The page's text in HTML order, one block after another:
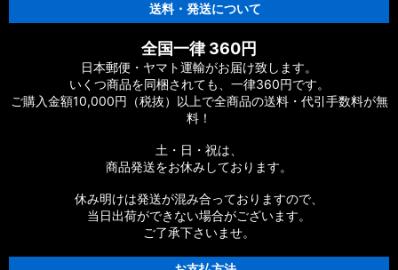
送料・発送について
全国一律 360円
日本郵便・ヤマト運輸がお届け致します。
いくつ商品を同梱されても、一律360円です。
ご購入金額10,000円（税抜）以上で全商品の送料・代引手数料が無
料！
土・日・祝は、
商品発送をお休みしております。
休み明けは発送が混み合っておりますので、
当日出荷ができない場合がございます。
ご了承下さいませ。